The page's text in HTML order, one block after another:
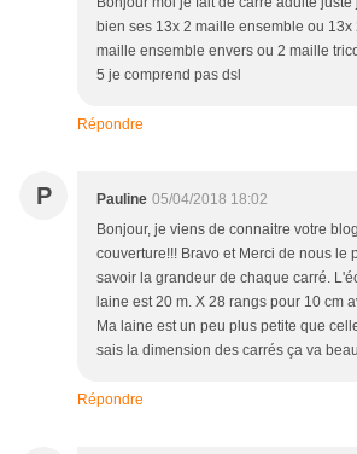
bien ses 13x 2 maille ensemble ou 13x
maille ensemble envers ou 2 maille
5 je comprend pas dsl
Répondre
P Pauline 05/04/2018 18:02
Bonjour, je viens de connaitre votre
couverture!!! Bravo et Merci de nous le
savoir la grandeur de chaque carré.
laine est 20 m. X 28 rangs pour 10 cm
Ma laine est un peu plus petite que
sais la dimension des carrés ça va
Répondre